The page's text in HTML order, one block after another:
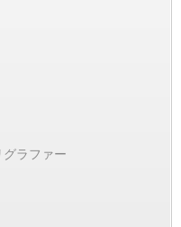
グラファー